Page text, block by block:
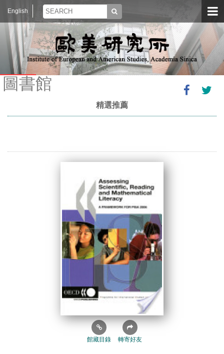
English
圖書館
精選推薦
館藏目錄 轉寄好友